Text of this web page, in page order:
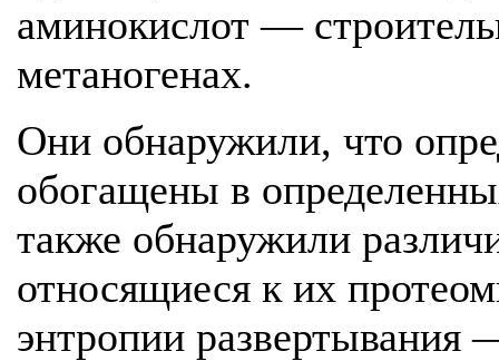
аминокислот —
метаногенах.
Они обнаружили, что
обогащены в
также обнаружили
относящиеся к их
энтропии развертывания